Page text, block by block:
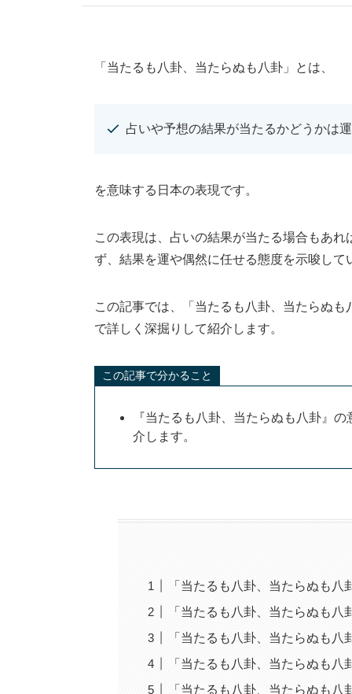
「当たるも八卦、当たらぬも八卦」とは、
占いや予想の結果が当たるかどうかは
を意味する日本の表現です。
この表現は、占いの結果が当たる場合もあ
ず、結果を運や偶然に任せる態度を示唆して
この記事では、「当たるも八卦、当たらぬ
で詳しく深掘りして紹介します。
この記事で分かること
『当たるも八卦、当たらぬも八卦』
介します。
「当たるも八卦、当たらぬも
「当たるも八卦、当たらぬも
「当たるも八卦、当たらぬも
「当たるも八卦、当たらぬも八
「当たるも八卦、当たらぬも